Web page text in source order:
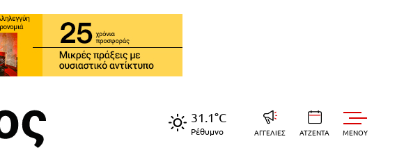
31.1°C
Ρέθυμνο ΑΓΓΕΛΙΕΣ ΑΤΖΕΝΤΑ MENOY